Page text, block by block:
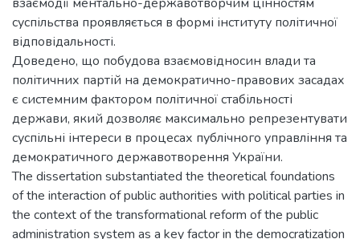
суспільства проявляється в формі інституту політичної
відповідальності.
Доведено, що побудова взаємовідносин влади та
політичних партій на демократично-правових засадах
є системним фактором політичної стабільності
держави, який дозволяє максимально репрезентувати
суспільні інтереси в процесах публічного управління та
демократичного державотворення України.
The dissertation substantiated the theoretical foundations
of the interaction of public authorities with political parties in
the context of the transformational reform of the public
administration system as a key factor in the democratization